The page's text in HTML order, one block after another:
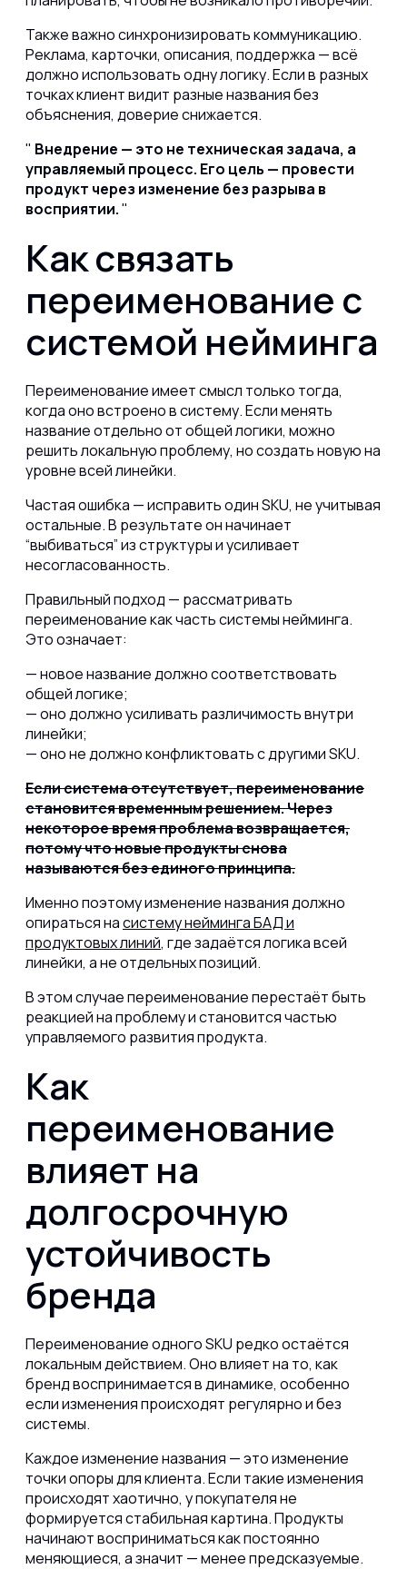
Также важно синхронизировать коммуникацию.
Реклама, карточки, описания, поддержка — всё
должно использовать одну логику. Если в разных
точках клиент видит разные названия без
объяснения, доверие снижается.
Внедрение — это не техническая задача, а
управляемый процесс. Его цель — провести
продукт через изменение без разрыва в
восприятии.
Как связать
переименование с
системой нейминга
Переименование имеет смысл только тогда,
когда оно встроено в систему. Если менять
название отдельно от общей логики, можно
решить локальную проблему, но создать новую на
уровне всей линейки.
Частая ошибка — исправить один SKU, не учитывая
остальные. В результате он начинает
“выбиваться” из структуры и усиливает
несогласованность.
Правильный подход — рассматривать
переименование как часть системы нейминга.
Это означает:
— новое название должно соответствовать
общей логике;
— оно должно усиливать различимость внутри
линейки;
— оно не должно конфликтовать с другими SKU.
Если система отсутствует, переименование
становится временным решением. Через
некоторое время проблема возвращается,
потому что новые продукты снова
называются без единого принципа.
Именно поэтому изменение названия должно
опираться насистему нейминга БАД и
продуктовых линий, где задаётся логика всей
линейки, а не отдельных позиций.
В этом случае переименование перестаёт быть
реакцией на проблему и становится частью
управляемого развития продукта.
Как
переименование
влияет на
долгосрочную
устойчивость
бренда
Переименование одного SKU редко остаётся
локальным действием. Оно влияет на то, как
бренд воспринимается в динамике, особенно
если изменения происходят регулярно и без
системы.
Каждое изменение названия — это изменение
точки опоры для клиента. Если такие изменения
происходят хаотично, у покупателя не
формируется стабильная картина. Продукты
начинают восприниматься как постоянно
меняющиеся, а значит — менее предсказуемые.